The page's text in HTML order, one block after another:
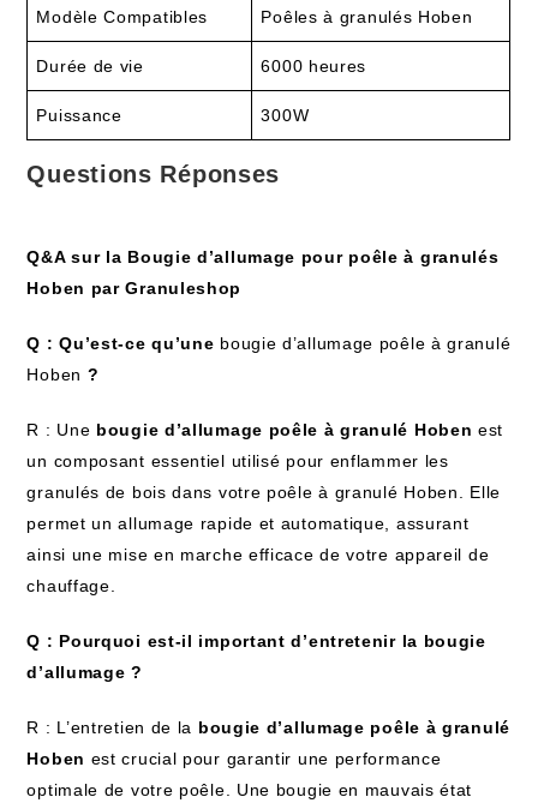
Modèle Compatibles Poêles à granulés Hoben
Durée de vie 6000 heures
Puissance 300W
Questions Réponses
Q&A sur la Bougie d’allumage pour poêle à granulés
Hoben par Granuleshop
Q : Qu’est-ce qu’une bougie d’allumage poêle à granulé
Hoben ?
R : Une bougie d’allumage poêle à granulé Hoben est
un composant essentiel utilisé pour enflammer les
granulés de bois dans votre poêle à granulé Hoben. Elle
permet un allumage rapide et automatique, assurant
ainsi une mise en marche efficace de votre appareil de
chauffage.
Q : Pourquoi est-il important d’entretenir la bougie
d’allumage ?
R : L’entretien de la bougie d’allumage poêle à granulé
Hoben est crucial pour garantir une performance
optimale de votre poêle. Une bougie en mauvais état